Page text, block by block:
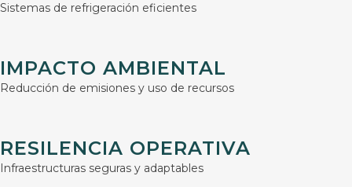
Sistemas de refrigeración eficientes
IMPACTO AMBIENTAL
Reducción de emisiones y uso de recursos
RESILENCIA OPERATIVA
Infraestructuras seguras y adaptables